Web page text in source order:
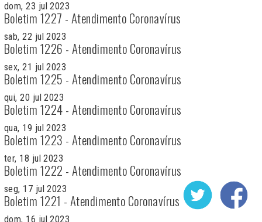
dom, 23 jul 2023
Boletim 1227 - Atendimento Coronavírus
sab, 22 jul 2023
Boletim 1226 - Atendimento Coronavírus
sex, 21 jul 2023
Boletim 1225 - Atendimento Coronavírus
qui, 20 jul 2023
Boletim 1224 - Atendimento Coronavírus
qua, 19 jul 2023
Boletim 1223 - Atendimento Coronavírus
ter, 18 jul 2023
Boletim 1222 - Atendimento Coronavírus
seg, 17 jul 2023
Boletim 1221 - Atendimento Coronavírus
dom, 16 jul 2023